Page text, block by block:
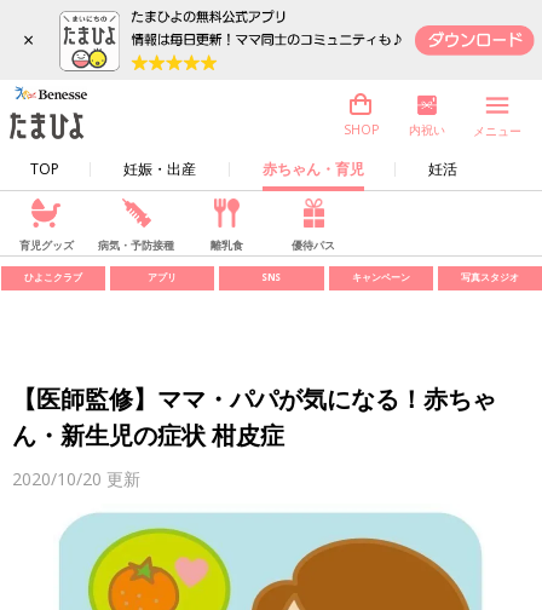
×
TOP 妊娠・出産 赤ちゃん・育児 妊活
SHOP 内祝い メニュー
育児グッズ 病気・予防接種 離乳食 優待パス
ひよこクラブ アプリ SNS キャンペーン 写真スタジオ
【医師監修】ママ・パパが気になる！赤ちゃ
ん・新生児の症状 柑皮症
2020/10/20 更新